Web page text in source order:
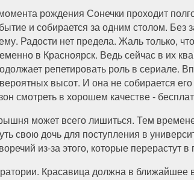
рождения Сонечки проходит
и собирается за одним столом.
Радости нет предела. Жаль только,
в Красноярск. Ведь сейчас в их
репетировать роль в сериале.
высот. И она не собирается
смотреть в хорошем качестве -
может всего лишиться. Тем
свою дочь для поступления в
из-за этого, которые перерастут
Красавица должна в